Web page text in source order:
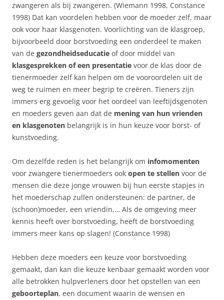
zwangeren als bij zwangeren. (Wiemann 1998, Constance
1998) Dat kan voordelen hebben voor de moeder zelf, maar
ook voor haar klasgenoten. Voorlichting van de klasgroep,
bijvoorbeeld door borstvoeding een onderdeel te maken
van de gezondheidseducatie of door middel van
klasgesprekken of een presentatie voor de klas door de
tienermoeder zelf kan helpen om de vooroordelen uit de
weg te ruimen en meer begrip te creëren. Tieners zijn
immers erg gevoelig voor het oordeel van leeftijdsgenoten
en moeders geven aan dat de mening van hun vrienden
en klasgenoten belangrijk is in hun keuze voor borst- of
kunstvoeding.
Om dezelfde reden is het belangrijk om infomomenten
voor zwangere tienermoeders ook open te stellen voor de
mensen die deze jonge vrouwen bij hun eerste stapjes in
het moederschap zullen ondersteunen: de partner, de
(schoon)moeder, een vriendin,… Als de omgeving meer
kennis heeft over borstvoeding, heeft de borstvoeding
immers meer kans op slagen! (Constance 1998)
Hebben deze moeders een keuze voor borstvoeding
gemaakt, dan kan die keuze kenbaar gemaakt worden voor
alle betrokken hulpverleners door het opstellen van een
geboorteplan, een document waarin de wensen en